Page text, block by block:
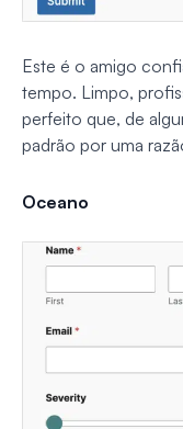
Este é o amigo
tempo. Limpo,
perfeito que, de
padrão por uma
Oceano